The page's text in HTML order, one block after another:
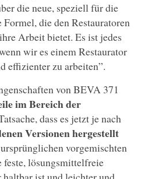
die neue, speziell für die
die den Restauratoren
Arbeit bietet. Es ist jedes
wir es einem Restaurator
effizienter zu arbeiten”.
von BEVA 371
im Bereich der
dass es jetzt je nach
Versionen hergestellt
vorgemischten
feste, lösungsmittelfreie